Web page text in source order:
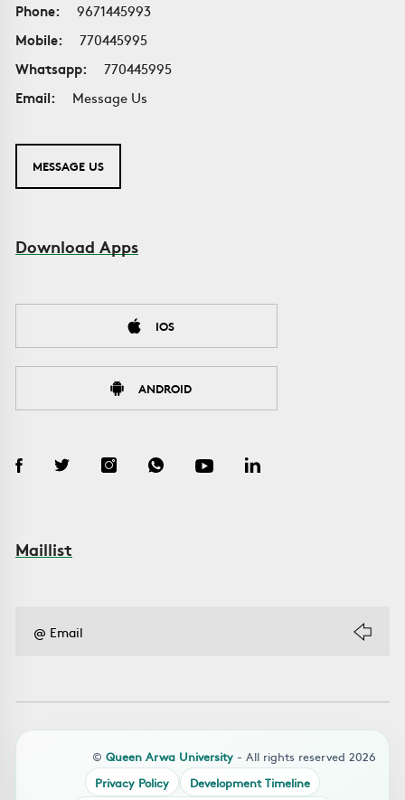
Phone:
9671445993
Mobile:
770445995
Whatsapp:
770445995
Email:
Message Us
MESSAGE US
Download Apps
IOS
ANDROID
Maillist
© Queen Arwa University - All rights reserved 2026
Privacy Policy
Development Timeline